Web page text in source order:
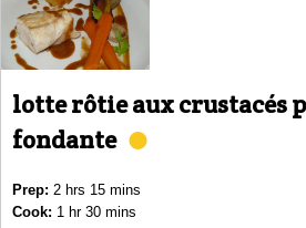
lotte rôtie aux crustacés
fondante
Prep: 2 hrs 15 mins
Cook: 1 hr 30 mins